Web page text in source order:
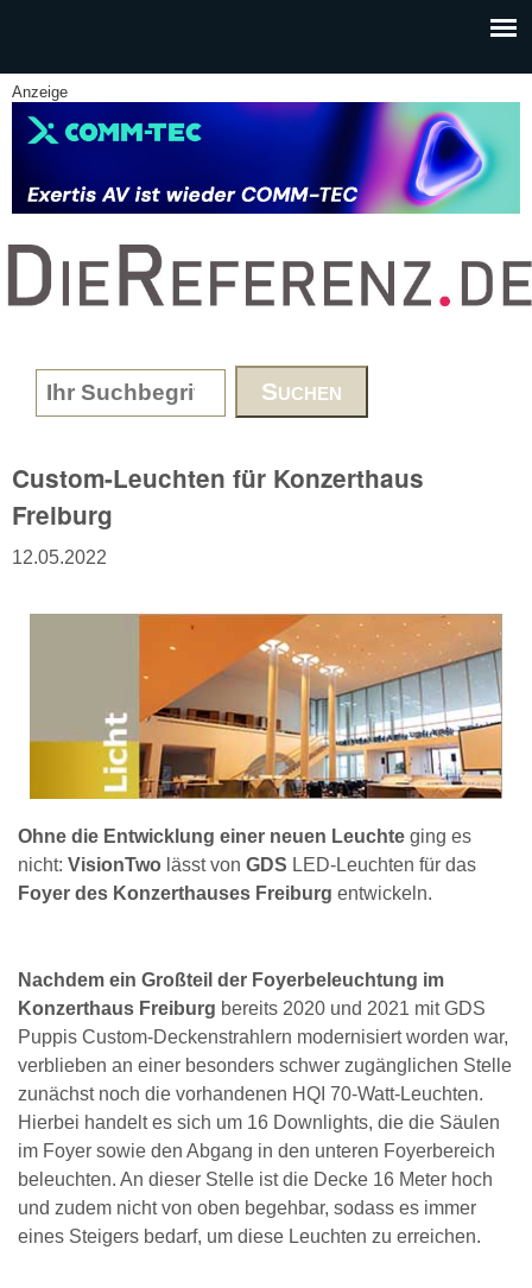
Anzeige
www.DieReferenz.de
Search form
Custom-Leuchten für Konzerthaus
Freiburg
12.05.2022
Ohne die Entwicklung einer neuen Leuchte ging es
nicht: VisionTwo lässt von GDS LED-Leuchten für das
Foyer des Konzerthauses Freiburg entwickeln.
Nachdem ein Großteil der Foyerbeleuchtung im
Konzerthaus Freiburg bereits 2020 und 2021 mit GDS
Puppis Custom-Deckenstrahlern modernisiert worden war,
verblieben an einer besonders schwer zugänglichen Stelle
zunächst noch die vorhandenen HQI 70-Watt-Leuchten.
Hierbei handelt es sich um 16 Downlights, die die Säulen
im Foyer sowie den Abgang in den unteren Foyerbereich
beleuchten. An dieser Stelle ist die Decke 16 Meter hoch
und zudem nicht von oben begehbar, sodass es immer
eines Steigers bedarf, um diese Leuchten zu erreichen.